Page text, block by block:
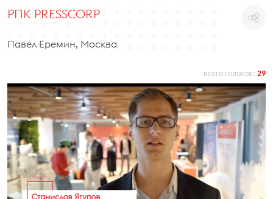
РПК PRESSCORP
Павел Еремин, Москва
всего голосов: 29